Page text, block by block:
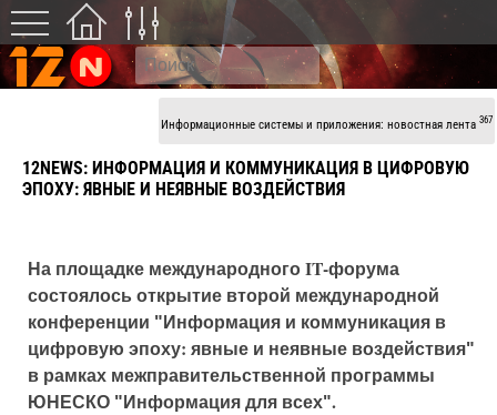
Информационные системы и приложения: новостная лента 367
12NEWS: ИНФОРМАЦИЯ И КОММУНИКАЦИЯ В ЦИФРОВУЮ
ЭПОХУ: ЯВНЫЕ И НЕЯВНЫЕ ВОЗДЕЙСТВИЯ
На площадке международного IT-форума
состоялось открытие второй международной
конференции ʺИнформация и коммуникация в
цифровую эпоху: явные и неявные воздействияʺ
в рамках межправительственной программы
ЮНЕСКО ʺИнформация для всехʺ.